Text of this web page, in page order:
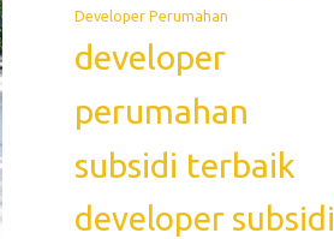
Developer Perumahan
developer
perumahan
subsidi terbaik
developer subsidi